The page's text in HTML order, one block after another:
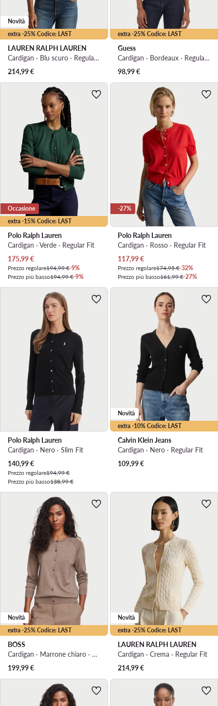
extra -25% Codice: LAST
Novità
LAUREN RALPH LAUREN
Cardigan · Blu scuro · Regular Fit
214,99€
extra -25% Codice: LAST
Guess
Cardigan · Bordeaux · Regular Fit
98,99€
extra -15% Codice: LAST
Occasione
Polo Ralph Lauren
Cardigan · Verde · Regular Fit
Prezzo attuale
175,99€
Prezzo regolare194,99 €-9%
Prezzo più basso194,99 €-9%
-27%
Polo Ralph Lauren
Cardigan · Rosso · Regular Fit
Prezzo attuale
117,99€
Prezzo regolare174,95 €-32%
Prezzo più basso161,99 €-27%
Polo Ralph Lauren
Cardigan · Nero · Slim Fit
Prezzo attuale
140,99€
Prezzo regolare194,99 €
Prezzo più basso138,99 €
extra -10% Codice: LAST
Novità
Calvin Klein Jeans
Cardigan · Nero · Regular Fit
109,99€
extra -25% Codice: LAST
Novità
BOSS
Cardigan · Marrone chiaro · Regular Fit
199,99€
extra -25% Codice: LAST
Novità
LAUREN RALPH LAUREN
Cardigan · Crema · Regular Fit
214,99€